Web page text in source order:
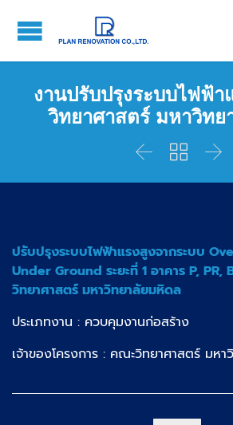
งานปรับปรุงระบบไฟฟ้า
วิทยาศาสตร์ มหาวิทย
  
ปรับปรุงระบบไฟฟ้าแรงสูงจากระบบ
Under Ground ระยะที่ 1 อาคาร P, PR,
วิทยาศาสตร์ มหาวิทยาลัยมหิดล
ประเภทงาน : ควบคุมงานก่อสร้าง
เจ้าของโครงการ : คณะวิทยาศาสตร์ มห